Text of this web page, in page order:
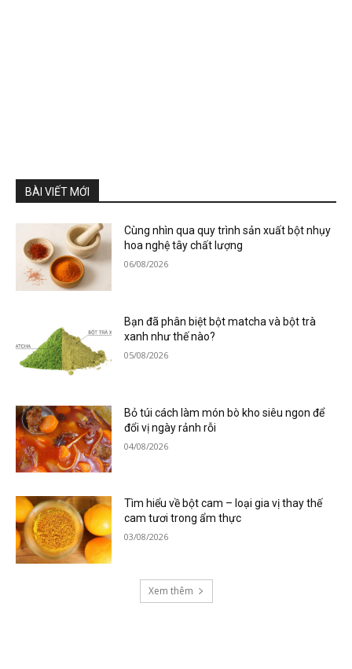
BÀI VIẾT MỚI
Cùng nhìn qua quy trình sản xuất bột nhụy
hoa nghệ tây chất lượng
06/08/2026
Bạn đã phân biệt bột matcha và bột trà
xanh như thế nào?
05/08/2026
Bỏ túi cách làm món bò kho siêu ngon để
đổi vị ngày rảnh rỗi
04/08/2026
Tìm hiểu về bột cam – loại gia vị thay thế
cam tươi trong ẩm thực
03/08/2026
Xem thêm